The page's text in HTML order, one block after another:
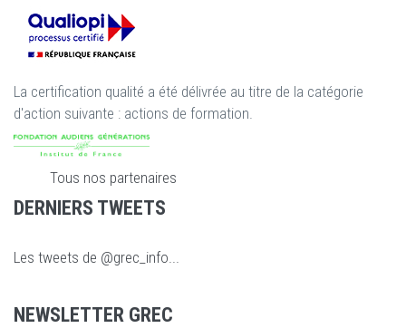
La certification qualité a été délivrée au titre de la catégorie
d'action suivante : actions de formation.
Tous nos partenaires
DERNIERS TWEETS
Les tweets de @grec_info...
NEWSLETTER GREC